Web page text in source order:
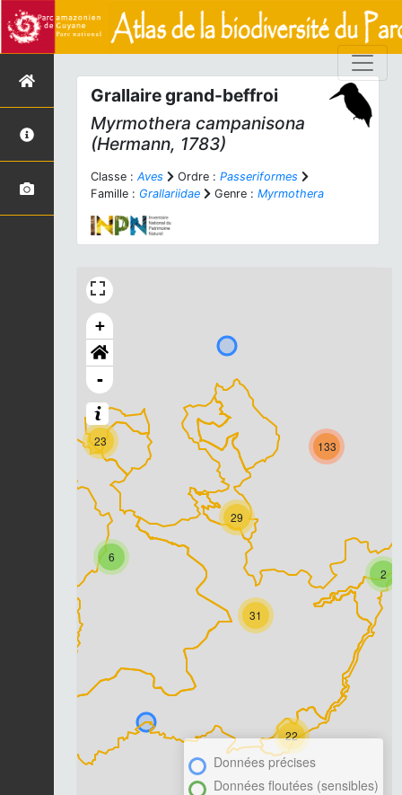
Grallaire grand-beffroi
Myrmothera campanisona
(Hermann, 1783)
Classe : Aves Ordre : Passeriformes
Famille : Grallariidae Genre : Myrmothera
22
31
2
6
23
29
133
+
-
Données précises
Données floutées (sensibles)